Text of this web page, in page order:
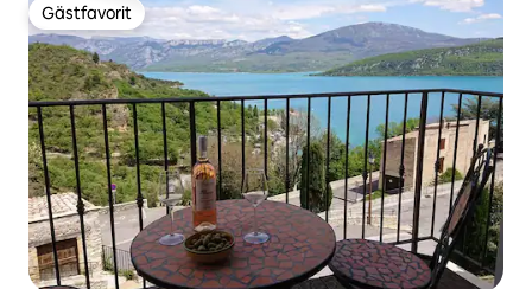
Gästfavorit
Gästfavorit